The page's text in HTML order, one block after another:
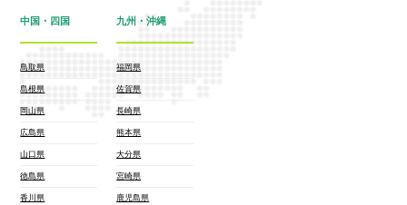
中国・四国
鳥取県
島根県
岡山県
広島県
山口県
徳島県
香川県
九州・沖縄
福岡県
佐賀県
長崎県
熊本県
大分県
宮崎県
鹿児島県